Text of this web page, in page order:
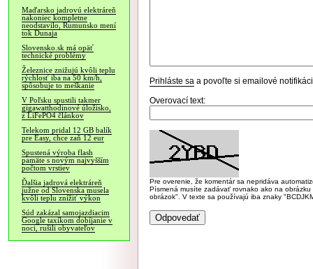
Maďarsko jadrovú elektráreň
nakoniec kompletne
neodstavilo, Rumunsko mení
tok Dunaja
Slovensko.sk má opäť
technické problémy
Železnice znižujú kvôli teplu
rýchlosť iba na 50 km/h,
spôsobuje to meškanie
V Poľsku spustili takmer
gigawatthodinové úložisko,
z LiFePO4 článkov
Telekom pridal 12 GB balík
pre Easy, chce zaň 12 eur
Spustená výroba flash
pamäte s novým najvyšším
počtom vrstiev
Ďalšia jadrová elektráreň
južne od Slovenska musela
kvôli teplu znížiť výkon
Súd zakázal samojazdiacim
Google taxíkom dobíjanie v
noci, rušili obyvateľov
Prihláste sa a povoľte si emailové
Overovací text:
Pre overenie, že komentár sa nepridáva
Písmená musíte zadávať rovnako ako na
obrázok". V texte sa používajú iba znaky